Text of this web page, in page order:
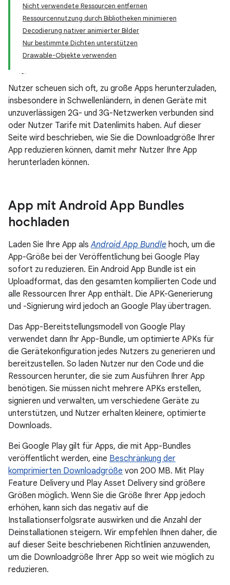
Nicht verwendete Ressourcen entfernen
Ressourcennutzung durch Bibliotheken minimieren
Decodierung nativer animierter Bilder
Nur bestimmte Dichten unterstützen
Drawable-Objekte verwenden
Nutzer scheuen sich oft, zu große Apps herunterzuladen,
insbesondere in Schwellenländern, in denen Geräte mit
unzuverlässigen 2G- und 3G-Netzwerken verbunden sind
oder Nutzer Tarife mit Datenlimits haben. Auf dieser
Seite wird beschrieben, wie Sie die Downloadgröße Ihrer
App reduzieren können, damit mehr Nutzer Ihre App
herunterladen können.
App mit Android App Bundles
hochladen
Laden Sie Ihre App alsAndroid App Bundle hoch, um die
App-Größe bei der Veröffentlichung bei Google Play
sofort zu reduzieren. Ein Android App Bundle ist ein
Uploadformat, das den gesamten kompilierten Code und
alle Ressourcen Ihrer App enthält. Die APK-Generierung
und -Signierung wird jedoch an Google Play übertragen.
Das App-Bereitstellungsmodell von Google Play
verwendet dann Ihr App-Bundle, um optimierte APKs für
die Gerätekonfiguration jedes Nutzers zu generieren und
bereitzustellen. So laden Nutzer nur den Code und die
Ressourcen herunter, die sie zum Ausführen Ihrer App
benötigen. Sie müssen nicht mehrere APKs erstellen,
signieren und verwalten, um verschiedene Geräte zu
unterstützen, und Nutzer erhalten kleinere, optimierte
Downloads.
Bei Google Play gilt für Apps, die mit App-Bundles
veröffentlicht werden, eine Beschränkung der
komprimierten Downloadgröße von 200 MB. Mit Play
Feature Delivery und Play Asset Delivery sind größere
Größen möglich. Wenn Sie die Größe Ihrer App jedoch
erhöhen, kann sich das negativ auf die
Installationserfolgsrate auswirken und die Anzahl der
Deinstallationen steigern. Wir empfehlen Ihnen daher, die
auf dieser Seite beschriebenen Richtlinien anzuwenden,
um die Downloadgröße Ihrer App so weit wie möglich zu
reduzieren.